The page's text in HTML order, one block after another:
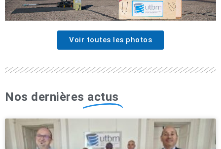
Voir toutes les photos
Nos dernières actus